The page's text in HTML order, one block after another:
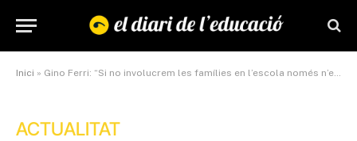
Inici » Gino Ferri: “Si no involucrem les famílies en l’escola només n’esperaran bones notes”
ACTUALITAT